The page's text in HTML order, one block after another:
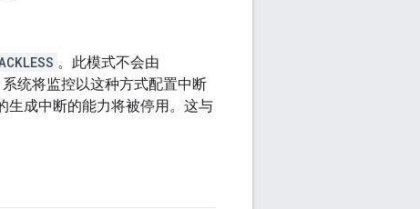
。此模式不会由
统将监控以这种方式配置中断
生成中断的能力将被停用。这与